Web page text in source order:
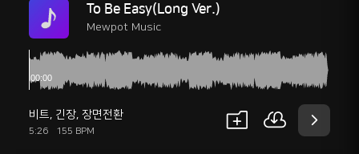
To Be Easy(Long Ver.)
Mewpot Music
비트, 긴장, 장면전환
5:26 155 BPM